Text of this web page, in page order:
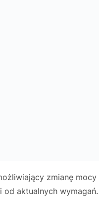
zmianę mocy
od aktualnych wymagań.